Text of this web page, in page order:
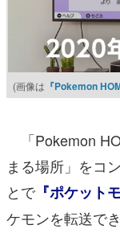
(画像は 『Pokemon
「Pokemon
まる場所」をコ
とで『ポケット
ケモンを転送で